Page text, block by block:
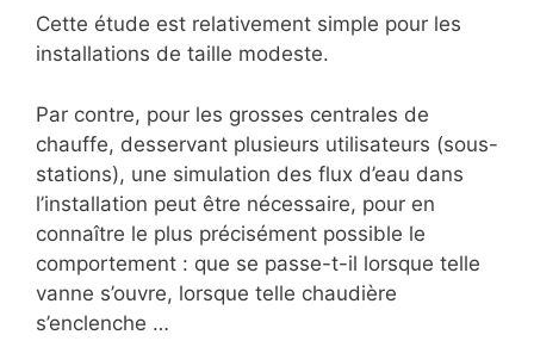
Cette étude est relativement simple pour les
installations de taille modeste.
Par contre, pour les grosses centrales de
chauffe, desservant plusieurs utilisateurs (sous-
stations), une simulation des flux d’eau dans
l’installation peut être nécessaire, pour en
connaître le plus précisément possible le
comportement : que se passe-t-il lorsque telle
vanne s’ouvre, lorsque telle chaudière
s’enclenche …